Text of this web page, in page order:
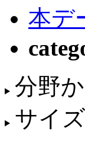
本デ
分野
サイ